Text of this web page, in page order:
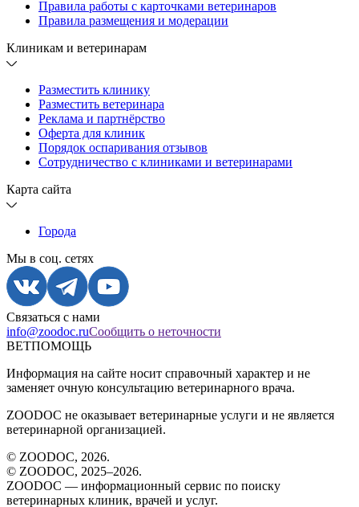
Правила работы с карточками ветеринаров
Правила размещения и модерации
Клиникам и ветеринарам
Разместить клинику
Разместить ветеринара
Реклама и партнёрство
Оферта для клиник
Порядок оспаривания отзывов
Сотрудничество с клиниками и ветеринарами
Карта сайта
Города
Мы в соц. сетях
Связаться с нами
info@zoodoc.ruСообщить о неточности
ВЕТПОМОЩЬ
Информация на сайте носит справочный характер и не
заменяет очную консультацию ветеринарного врача.
ZOODOC не оказывает ветеринарные услуги и не является
ветеринарной организацией.
© ZOODOC, 2026.
© ZOODOC, 2025–2026.
ZOODOC — информационный сервис по поиску
ветеринарных клиник, врачей и услуг.